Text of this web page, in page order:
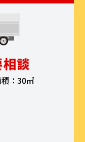
相談
：30㎡